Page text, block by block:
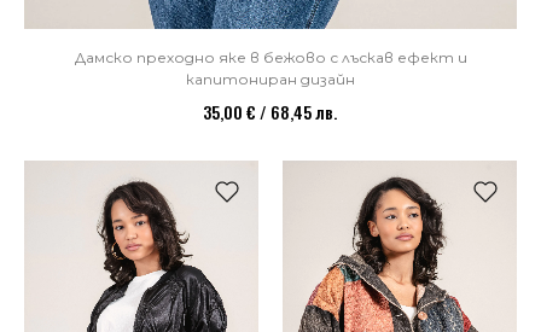
Дамско преходно яке в бежово с лъскав ефект и
капитониран дизайн
35,00 € / 68,45 лв.